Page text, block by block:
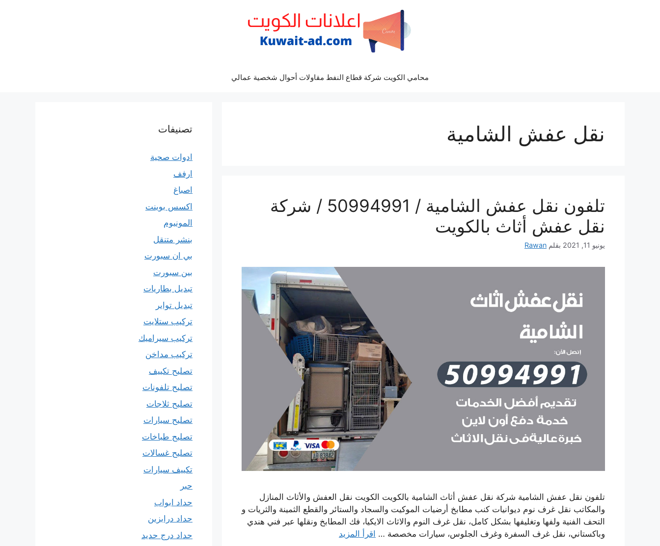
محامي الكويت شركة قطاع النفط مقاولات أحوال شخصية عمالي
نقل عفش الشامية
تلفون نقل عفش الشامية / 50994991 / شركة
نقل عفش أثاث بالكويت
يونيو 11, 2021 بقلم Rawan
تلفون نقل عفش الشامية شركة نقل عفش أثاث الشامية بالكويت الكويت نقل العفش والأثاث المنازل
والمكاتب نقل غرف نوم ديوانيات كنب مطابخ أرضيات الموكيت والسجاد والستائر والقطع الثمينة والثريات و
التحف الفنية ولفها وتغليفها بشكل كامل، نقل غرف النوم والاثاث الايكيا، فك المطابخ ونقلها عبر فني هندي
وباكستاني، نقل غرف السفرة وغرف الجلوس، سيارات مخصصة … اقرأ المزيد
تصنيفات
ادوات صحية
ارفف
اصباغ
اكسس بوينت
المونيوم
بنشر متنقل
بي ان سبورت
بين سبورت
تبديل بطاريات
تبديل تواير
تركيب ستلايت
تركيب سيراميك
تركيب مداخن
تصليح تكييف
تصليح تلفونات
تصليح ثلاجات
تصليح سيارات
تصليح طباخات
تصليح غسالات
تكييف سيارات
حبر
حداد ابواب
حداد درابزين
حداد درج حديد